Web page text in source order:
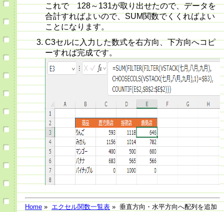
これで 128～131が取り出せたので、データを
合計すればよいので、SUM関数でくくればよい
ことになります。
C3セルに入力した数式を右方向、下方向へコピ
ーすれば完成です。
Home » エクセル関数一覧表 » 垂直方向・水平方向へ配列を追加